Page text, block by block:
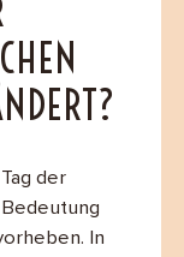
der
In